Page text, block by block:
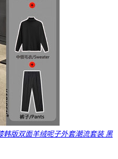
韩版双面羊绒呢子外套潮流套装 黑